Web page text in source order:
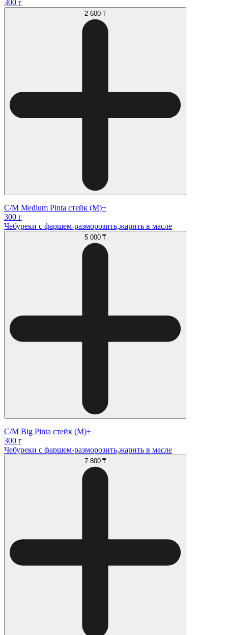
300 г
2 600 ₸
С/М Medium Pinta стейк (М)+
300 г
Чебуреки с фаршем-разморозить,жарить в масле
5 000 ₸
С/М Big Pinta стейк (М)+
300 г
Чебуреки с фаршем-разморозить,жарить в масле
7 800 ₸